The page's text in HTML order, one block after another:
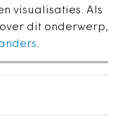
visualisaties. Als
dit onderwerp,
.